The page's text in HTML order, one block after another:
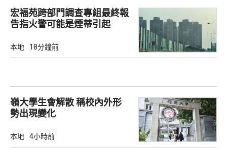
宏福苑跨部門調查專組最終報
告指火警可能是煙蒂引起
本地 18分鐘前
嶺大學生會解散 稱校內外形
勢出現變化
本地 4小時前